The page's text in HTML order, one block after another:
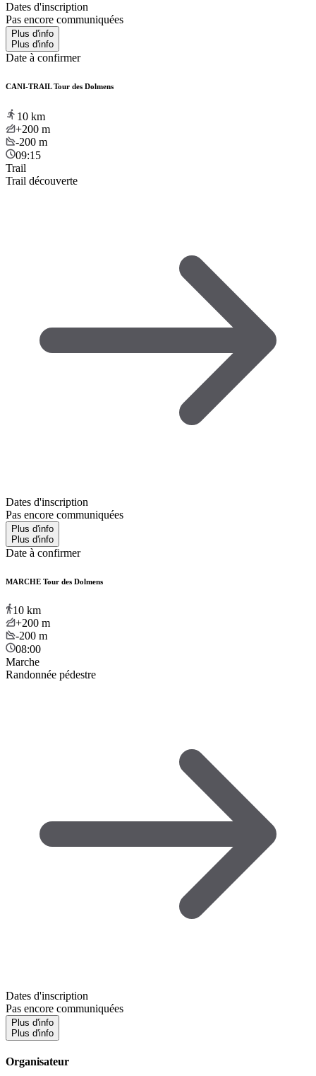
Dates d'inscription
Pas encore communiquées
Plus d'info
Plus d'info
Date à confirmer
CANI-TRAIL Tour des Dolmens
10 km
+200 m
-200 m
09:15
Trail
Trail découverte
Dates d'inscription
Pas encore communiquées
Plus d'info
Plus d'info
Date à confirmer
MARCHE Tour des Dolmens
10 km
+200 m
-200 m
08:00
Marche
Randonnée pédestre
Dates d'inscription
Pas encore communiquées
Plus d'info
Plus d'info
Organisateur